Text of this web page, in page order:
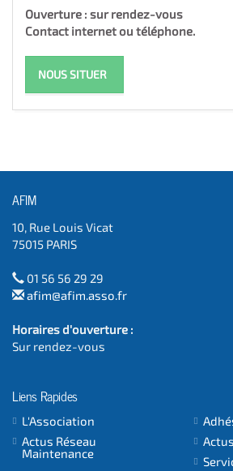
Ouverture : sur rendez-vous
Contact internet ou téléphone.
NOUS SITUER
AFIM
10, Rue Louis Vicat
75015 PARIS
01 56 56 29 29
afim@afim.asso.fr
Horaires d'ouverture :
Sur rendez-vous
Liens Rapides
L'Association
Actus Réseau
Maintenance